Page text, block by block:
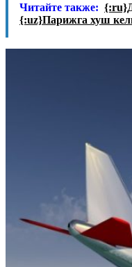
Читайте также:
{:uz}Парижга хуш